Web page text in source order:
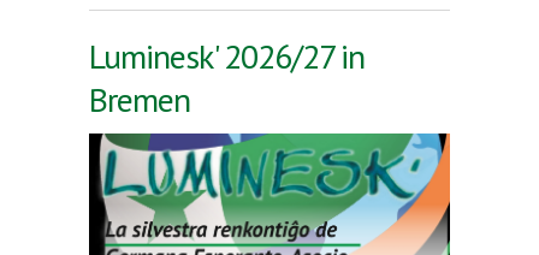
Luminesk' 2026/27 in
Bremen